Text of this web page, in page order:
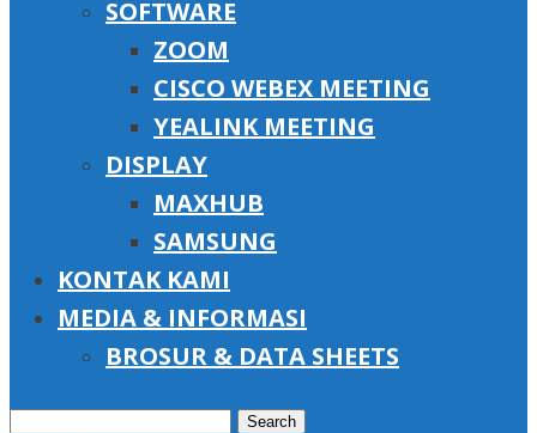
SOFTWARE
ZOOM
CISCO WEBEX MEETING
YEALINK MEETING
DISPLAY
MAXHUB
SAMSUNG
KONTAK KAMI
MEDIA & INFORMASI
BROSUR & DATA SHEETS
Search